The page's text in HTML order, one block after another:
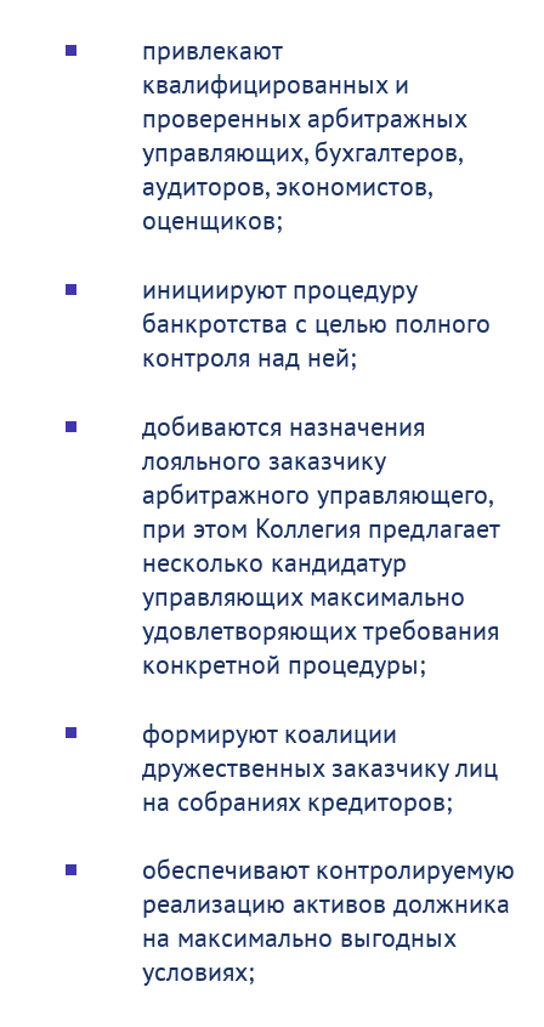
привлекают
квалифицированных и
проверенных арбитражных
управляющих, бухгалтеров,
аудиторов, экономистов,
оценщиков;
инициируют процедуру
банкротства с целью полного
контроля над ней;
добиваются назначения
лояльного заказчику
арбитражного управляющего,
при этом Коллегия предлагает
несколько кандидатур
управляющих максимально
удовлетворяющих требования
конкретной процедуры;
формируют коалиции
дружественных заказчику лиц
на собраниях кредиторов;
обеспечивают контролируемую
реализацию активов должника
на максимально выгодных
условиях;